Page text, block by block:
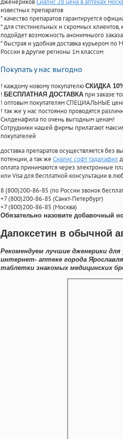
дженериковСиалис 28 цена в аптеках
известных препаратов
* качество препаратов гарантируется
* для стестинельных и скромных клиентов,
подойдет возможность анонимныого
* быстрая и удобная доставка курьером по
России в другие регионы 1м классом
Покупать у нас выгодно
! каждому новому покупателю СКИДКА
! БЕСПЛАТНАЯ ДОСТАВКА при заказе
! оптовым покупателям СПЕЦИАЛЬНЫЕ
! так же у нас постоянно проводятся
Силденафила по очень выгодным ценам!
Cотрудники нашей фирмы прилагают
покупателей
доставка препаратов осуществляется без
потенции, а так же Сиалис софт тадалафил
оплата принимаются через электронные
или Visa для бесплатной консультации в
8(800)200-86-85 (по России звонок
+7(800)200-86-85 (Санкт-Петербург)
+7(800)200-86-85 (Москва)
Обязательно назовите добавочный
Дапоксетин в обычной
Рекомендуем лучшие дженерики
интернет- аптеке города
таблетки знакомых медицинских